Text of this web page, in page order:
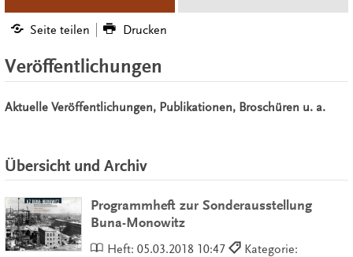
Seite teilen Drucken
Veröffentlichungen
Aktuelle Veröffentlichungen, Publikationen, Broschüren u. a.
Übersicht und Archiv
Programmheft zur Sonderausstellung
Buna-Monowitz
Heft: 05.03.2018 10:47
Kategorie: